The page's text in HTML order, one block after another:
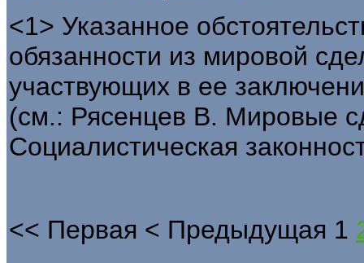
<1> Указанное
обязанности из мировой
участвующих в ее
(см.: Рясенцев В. Мировые
Социалистическая
<< Первая < Предыдущая 1